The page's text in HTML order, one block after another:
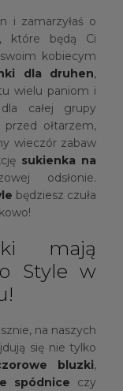
i zamarzyłaś o
które będą Ci
kobiecym
dla druhen,
wielu paniom i
całej grupy
przed ołtarzem,
wieczór zabaw
sukienka na
odsłonie.
będziesz czuła
mają
Style w
na naszych
się nie tylko
bluzki,
spódnice czy